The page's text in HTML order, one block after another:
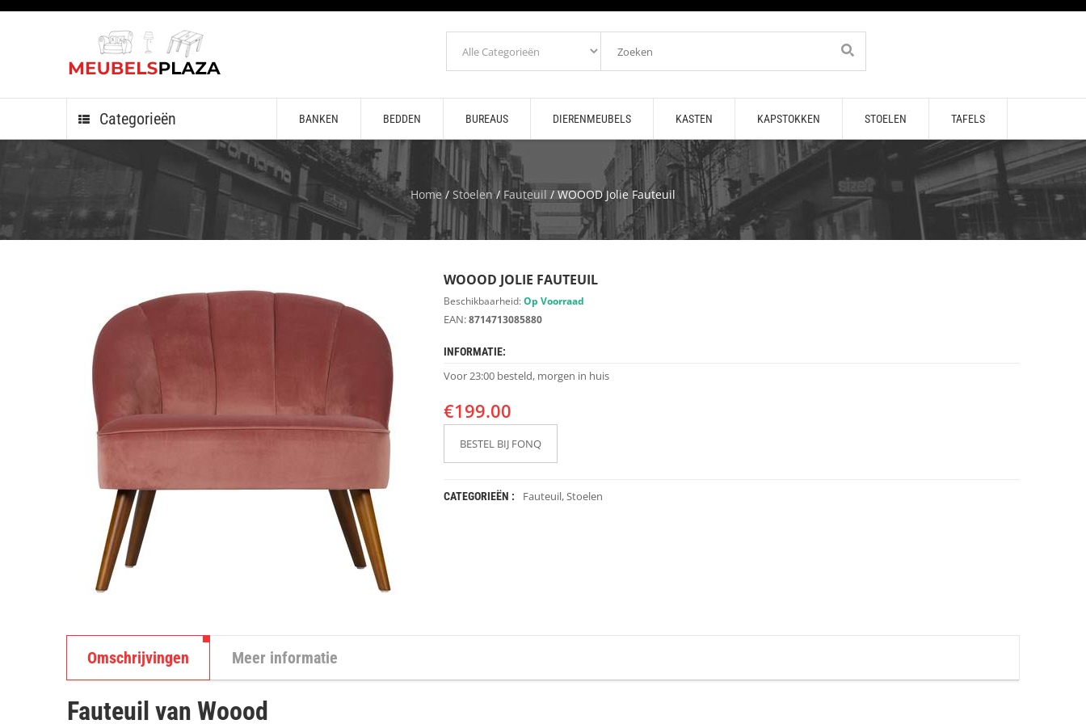
Categorieën BANKEN BEDDEN BUREAUS DIERENMEUBELS KASTEN KAPSTOKKEN STOELEN TAFELS
Home/ Stoelen/ Fauteuil / WOOOD Jolie Fauteuil
WOOOD JOLIE FAUTEUIL
Beschikbaarheid:Op Voorraad
EAN:8714713085880
INFORMATIE:
Voor 23:00 besteld, morgen in huis
€199.00
BESTEL BIJ FONQ
CATEGORIEËN : Fauteuil,Stoelen
Omschrijvingen Meer informatie
Fauteuil van Woood